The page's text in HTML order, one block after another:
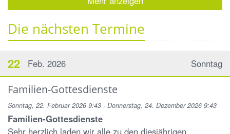
Die nächsten Termine
Sonntag
22 Feb. 2026
Familien-Gottesdienste
Sonntag, 22. Februar 2026 9:43 - Donnerstag, 24. Dezember 2026 9:43
Familien-Gottesdienste
Sehr herzlich laden wir alle zu den diesjährigen